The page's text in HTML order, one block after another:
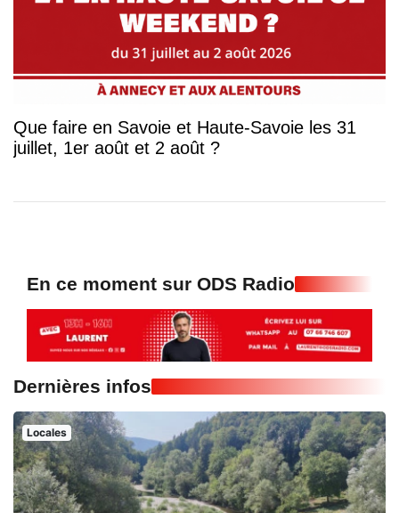
Que faire en Savoie et Haute-Savoie les 31
juillet, 1er août et 2 août ?
En ce moment sur ODS Radio
Dernières infos
Locales